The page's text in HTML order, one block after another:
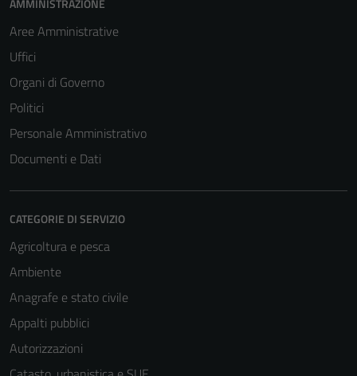
AMMINISTRAZIONE
Aree Amministrative
Uffici
Organi di Governo
Politici
Personale Amministrativo
Documenti e Dati
CATEGORIE DI SERVIZIO
Agricoltura e pesca
Ambiente
Anagrafe e stato civile
Appalti pubblici
Autorizzazioni